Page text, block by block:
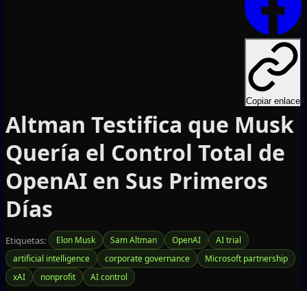
Copiar enlace
Altman Testifica que Musk
Quería el Control Total de
OpenAI en Sus Primeros
Días
Etiquetas: Elon Musk Sam Altman OpenAI
AI trial
artificial intelligence
corporate governance
Microsoft partnership
xAI
nonprofit AI control